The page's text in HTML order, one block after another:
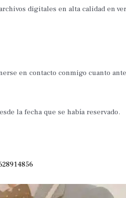
digitales en alta calidad en
en contacto conmigo cuanto
la fecha que se había reservado.